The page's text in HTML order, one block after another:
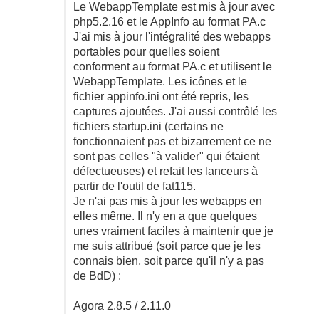
Le WebappTemplate est mis à jour avec
php5.2.16 et le AppInfo au format PA.c
J'ai mis à jour l'intégralité des webapps
portables pour quelles soient
conforment au format PA.c et utilisent le
WebappTemplate. Les icônes et le
fichier appinfo.ini ont été repris, les
captures ajoutées. J'ai aussi contrôlé les
fichiers startup.ini (certains ne
fonctionnaient pas et bizarrement ce ne
sont pas celles "à valider" qui étaient
défectueuses) et refait les lanceurs à
partir de l'outil de fat115.
Je n'ai pas mis à jour les webapps en
elles même. Il n'y en a que quelques
unes vraiment faciles à maintenir que je
me suis attribué (soit parce que je les
connais bien, soit parce qu'il n'y a pas
de BdD) :
Agora 2.8.5 / 2.11.0